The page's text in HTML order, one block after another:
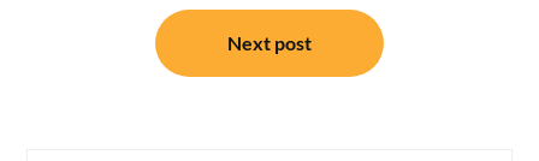
Next post